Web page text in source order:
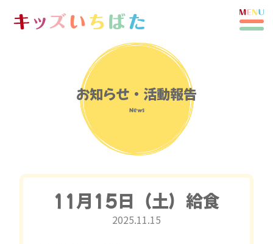
お知らせ・活動報告
News
11月15日（土）給食
2025.11.15